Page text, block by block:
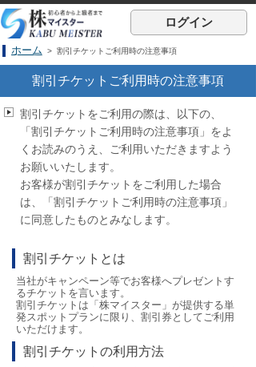
ログイン
ホーム > 割引チケットご利用時の注意事項
割引チケットご利用時の注意事項
割引チケットをご利用の際は、以下の、
「割引チケットご利用時の注意事項」をよ
くお読みのうえ、ご利用いただきますよう
お願いいたします。
お客様が割引チケットをご利用した場合
は、「割引チケットご利用時の注意事項」
に同意したものとみなします。
割引チケットとは
当社がキャンペーン等でお客様へプレゼントす
るチケットを言います。
割引チケットは「株マイスター」が提供する単
発スポットプランに限り、割引券としてご利用
いただけます。
割引チケットの利用方法